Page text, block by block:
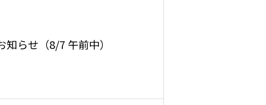
らせ（8/7 午前中）